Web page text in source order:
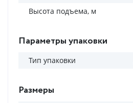
Высота подъема, м
Параметры упаковки
Тип упаковки
Размеры